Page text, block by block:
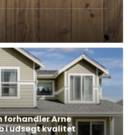
forhandler Arne
i udsøgt kvalitet